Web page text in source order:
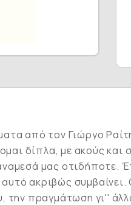
από τον Γιώργο
δίπλα, με ακούς
μας οτιδήποτε.
αυτό ακριβώς
πραγμάτωση γι''